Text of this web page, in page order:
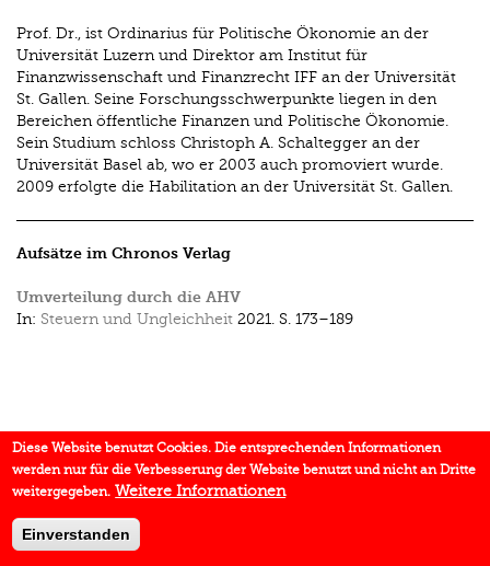
Prof. Dr., ist Ordinarius für Politische Ökonomie an der
Universität Luzern und Direktor am Institut für
Finanzwissenschaft und Finanzrecht IFF an der Universität
St. Gallen. Seine Forschungsschwerpunkte liegen in den
Bereichen öffentliche Finanzen und Politische Ökonomie.
Sein Studium schloss Christoph A. Schaltegger an der
Universität Basel ab, wo er 2003 auch promoviert wurde.
2009 erfolgte die Habilitation an der Universität St. Gallen.
Aufsätze im Chronos Verlag
Umverteilung durch die AHV
In: Steuern und Ungleichheit 2021. S. 173–189
Diese Website benutzt Cookies. Die entsprechenden Informationen
werden nur für die Verbesserung der Website benutzt und nicht an Dritte
weitergegeben. Weitere Informationen
Einverstanden